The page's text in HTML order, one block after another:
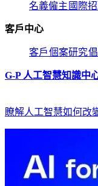
名義僱主​​ 國際
客戶中心​​
客戶​​個案研究​​
G-P 人工智慧知識中
瞭解人工智慧如何改